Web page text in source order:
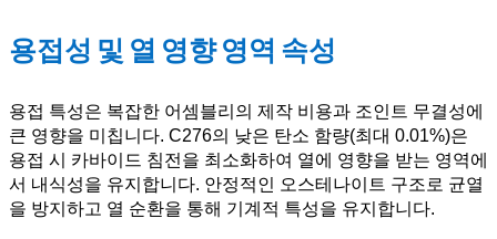
용접성 및 열 영향 영역 속성
용접 특성은 복잡한 어셈블리의 제작 비용과 조인트 무결성에
큰 영향을 미칩니다. C276의 낮은 탄소 함량(최대 0.01%)은
용접 시 카바이드 침전을 최소화하여 열에 영향을 받는 영역에
서 내식성을 유지합니다. 안정적인 오스테나이트 구조로 균열
을 방지하고 열 순환을 통해 기계적 특성을 유지합니다.